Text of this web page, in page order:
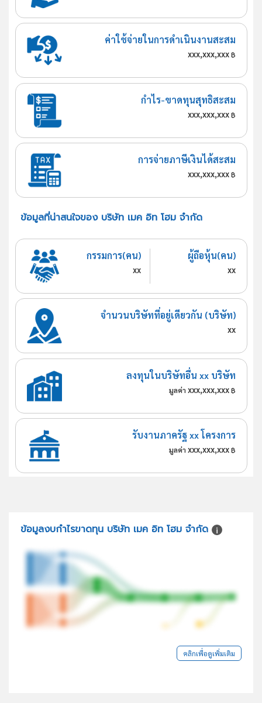
ค่าใช้จ่ายในการดำเนินงานสะสม
xxx,xxx,xxx฿
กำไร-ขาดทุนสุทธิสะสม
xxx,xxx,xxx฿
การจ่ายภาษีเงินได้สะสม
xxx,xxx,xxx฿
ข้อมูลที่น่าสนใจของ บริษัท เมค อิท โฮม จำกัด
กรรมการ(คน)
xx
ผู้ถือหุ้น(คน)
xx
จำนวนบริษัทที่อยู่เดียวกัน (บริษัท)
xx
ลงทุนในบริษัทอื่น xx บริษัท
มูลค่า xxx,xxx,xxx ฿
รับงานภาครัฐ xx โครงการ
มูลค่า xxx,xxx,xxx ฿
ข้อมูลงบกำไรขาดทุน บริษัท เมค อิท โฮม จำกัด
คลิกเพื่อดูเพิ่มเติม